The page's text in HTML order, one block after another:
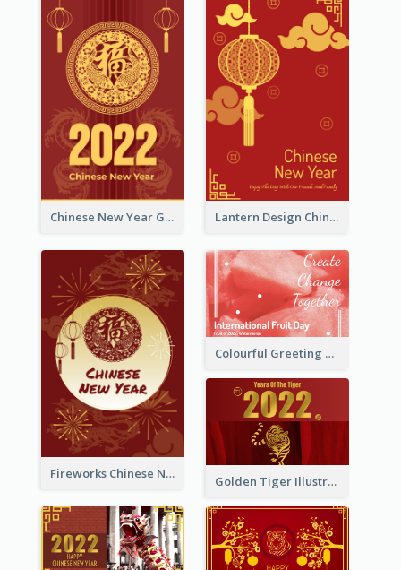
Chinese New Year Greeting Card With Dragon Decorations Lantern Design Chinese New Year Greeting Card
Fireworks Chinese New Year Greeting Card
Colourful Greeting Card For International Fruit Day 2021
Golden Tiger Illustration Chinese New Year Greeting Card